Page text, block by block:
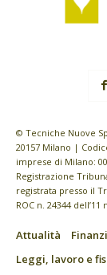
© Tecniche Nuove
20157 Milano |
imprese di Milano:
Registrazione
registrata presso il
ROC n. 24344 dell’11
Attualità
Leggi, lavoro e